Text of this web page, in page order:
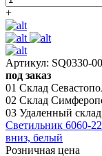
+
Артикул: SQ0330-
под заказ
01 Склад
02 Склад
03 Удаленный
Светильник 6060-
вниз, белый
Розничная цена